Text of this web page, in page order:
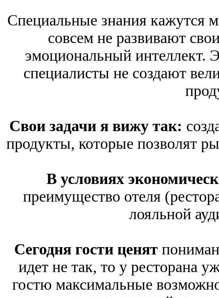
Специальные знания кажутся
совсем не развивают
эмоциональный интеллект.
специалисты не создают
Свои задачи я вижу так:
продукты, которые позволят
В условиях
преимущество отеля
лояльной
Сегодня гости ценят
идет не так, то у ресторана
гостю максимальные